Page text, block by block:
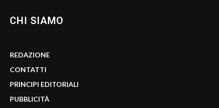
CHI SIAMO
REDAZIONE
CONTATTI
PRINCIPI EDITORIALI
PUBBLICITÀ